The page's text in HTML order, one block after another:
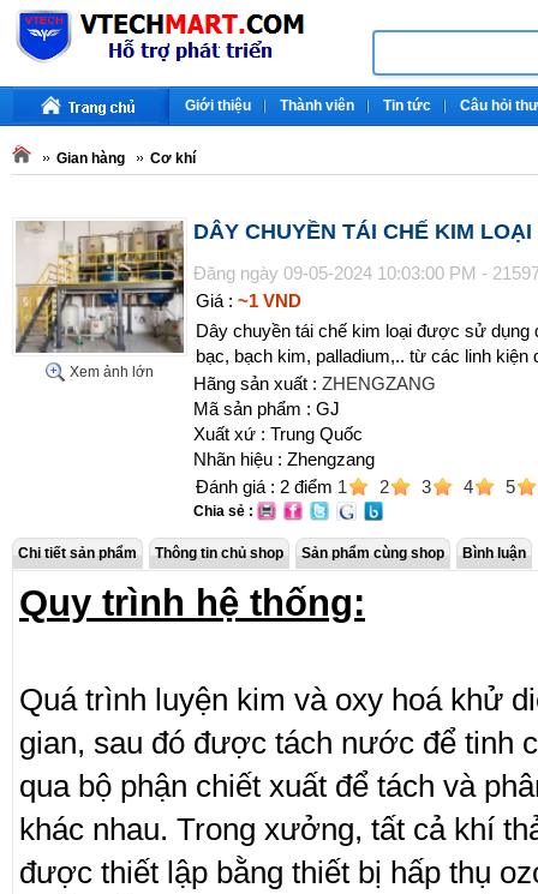
Giới thiệu Thành viên Tin tức Câu hỏi
Gian hàng Cơ khí
Xem ảnh lớn
DÂY CHUYỀN TÁI CHẾ KIM LOẠI
Đăng ngày 09-05-2024 10:03:00 PM -
Giá : ~1 VND
Dây chuyền tái chế kim loại được sử dụng
bạc, bạch kim, palladium,.. từ các linh kiện
Hãng sản xuất : ZHENGZANG
Mã sản phẩm : GJ
Xuất xứ : Trung Quốc
Nhãn hiệu : Zhengzang
Đánh giá : 2 điểm 1 2 3 4 5
Chia sẻ :
Chi tiết sản phẩm Thông tin chủ shop Sản phẩm cùng shop Bình luận
Quy trình hệ thống:
Quá trình luyện kim và oxy hoá khử
gian, sau đó được tách nước để tinh
qua bộ phận chiết xuất để tách và
khác nhau. Trong xưởng, tất cả khí
được thiết lập bằng thiết bị hấp thụ